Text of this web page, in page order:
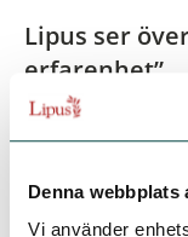
Denna webbplats
Vi använder
Lipus ser
erfarenhet”
15 januari 2020
I
granskat
att vi har certifierat
SPUR-